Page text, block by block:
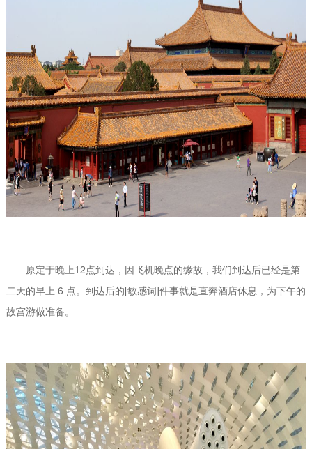
原定于晚上12点到达，因飞机晚点的缘故，我们到达后已经是第
二天的早上 6 点。到达后的[敏感词]件事就是直奔酒店休息，为下午的
故宫游做准备。